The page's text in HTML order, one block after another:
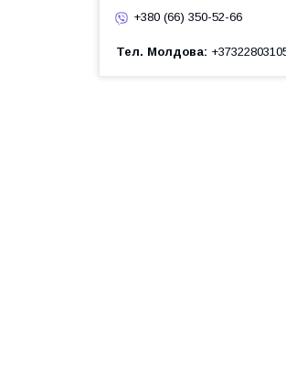
+380 (66) 350-52-66
Тел. Молдова